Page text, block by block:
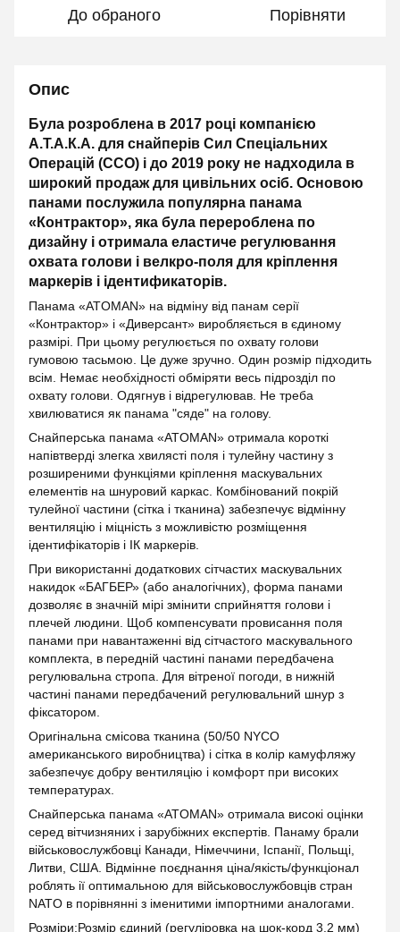
До обраного Порівняти
Опис
Була розроблена в 2017 році компанією
А.Т.А.К.А. для снайперів Сил Спеціальних
Операцій (ССО) і до 2019 року не надходила в
широкий продаж для цивільних осіб. Основою
панами послужила популярна панама
«Контрактор», яка була перероблена по
дизайну і отримала еластиче регулювання
охвата голови і велкро-поля для кріплення
маркерів і ідентификаторів.
Панама «ATOMAN» на відміну від панам серії
«Контрактор» і «Диверсант» виробляється в єдиному
размірі. При цьому регулюється по охвату голови
гумовою тасьмою. Це дуже зручно. Один розмір підходить
всім. Немає необхідності обміряти весь підрозділ по
охвату голови. Одягнув і відрегулював. Не треба
хвилюватися як панама "сяде" на голову.
Снайперська панама «ATOMAN» отримала короткі
напівтверді злегка хвилясті поля і тулейну частину з
розширеними функціями кріплення маскувальних
елементів на шнуровий каркас. Комбінований покрій
тулейної частини (сітка і тканина) забезпечує відмінну
вентиляцію і міцність з можливістю розміщення
ідентифікаторів і ІК маркерів.
При використанні додаткових сітчастих маскувальних
накидок «БАГБЕР» (або аналогічних), форма панами
дозволяє в значній мірі змінити сприйняття голови і
плечей людини. Щоб компенсувати провисання поля
панами при навантаженні від сітчастого маскувального
комплекта, в передній частині панами передбачена
регулювальна стропа. Для вітреної погоди, в нижній
частині панами передбачений регулювальний шнур з
фіксатором.
Оригінальна смісова тканина (50/50 NYCO
американського виробництва) і сітка в колір камуфляжу
забезпечує добру вентиляцію і комфорт при високих
температурах.
Снайперська панама «ATOMAN» отримала високі оцінки
серед вітчизняних і зарубіжних експертів. Панаму брали
військовослужбовці Канади, Німеччини, Іспанії, Польщі,
Литви, США. Відмінне поєднання ціна/якість/функціонал
роблять ії оптимальною для військовослужбовців стран
NATO в порівнянні з іменитими імпортними аналогами.
Розміри:Розмір єдиний (регуліровка на шок-корд 3.2 мм)